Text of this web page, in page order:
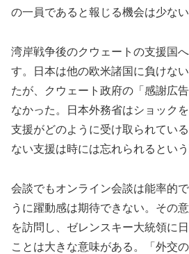
の一員であると報じる機会は少ない
湾岸戦争後のクウェートの支援国
す。日本は他の欧米諸国に負けな
たが、クウェート政府の「感謝広
なかった。日本外務省はショック
支援がどのように受け取られてい
ない支援は時には忘れられるという
会談でもオンライン会談は能率的
うに躍動感は期待できない。その
を訪問し、ゼレンスキー大統領に
ことは大きな意味がある。「外交